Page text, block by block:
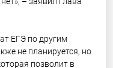
ЕГЭ по другим
не планируется, но
позволит в